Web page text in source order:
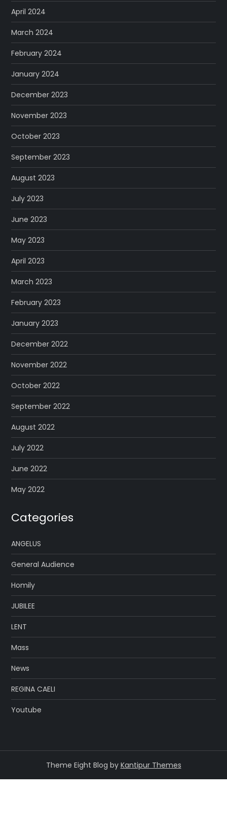
April 2024
March 2024
February 2024
January 2024
December 2023
November 2023
October 2023
September 2023
August 2023
July 2023
June 2023
May 2023
April 2023
March 2023
February 2023
January 2023
December 2022
November 2022
October 2022
September 2022
August 2022
July 2022
June 2022
May 2022
Categories
ANGELUS
General Audience
Homily
JUBILEE
LENT
Mass
News
REGINA CAELI
Youtube
Theme Eight Blog by Kantipur Themes